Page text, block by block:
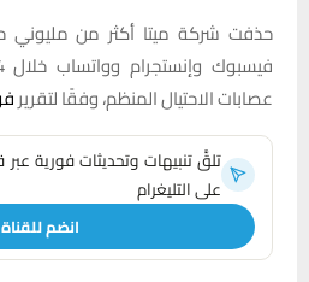
حذفت شركة ميتا أكثر من مليوني
عصابات الاحتيال المنظم، وفقًا لتقرير
تلقَّ تنبيهات وتحديثات فورية عبر
على التليغرام
انضم للقناة